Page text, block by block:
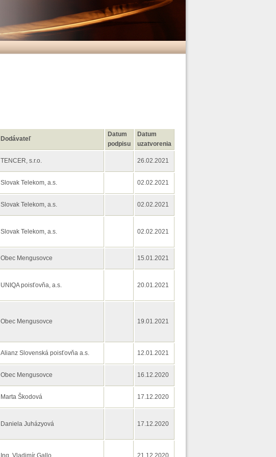
Dodávateľ
Datum
podpisu
Datum
uzatvorenia
TENCER, s.r.o. 26.02.2021
Slovak Telekom, a.s. 02.02.2021
Slovak Telekom, a.s. 02.02.2021
Slovak Telekom, a.s. 02.02.2021
Obec Mengusovce 15.01.2021
UNIQA poisťovňa, a.s. 20.01.2021
Obec Mengusovce 19.01.2021
Alianz Slovenská poisťovňa a.s. 12.01.2021
Obec Mengusovce 16.12.2020
Marta Škodová 17.12.2020
Daniela Juházyová 17.12.2020
Ing. Vladimír Gallo 21.12.2020